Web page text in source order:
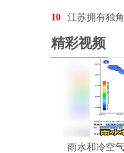
10 江苏拥有独
精彩视频
雨水和冷空